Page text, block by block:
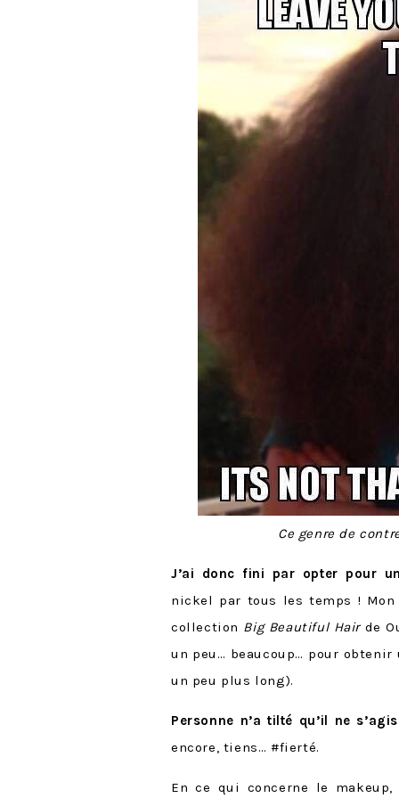
Ce genre de
J’ai donc fini par opter pour
nickel par tous les temps !
collection Big Beautiful Hairde
un peu… beaucoup… pour obtenir
un peu plus long).
Personne n’a tilté qu’il ne
encore, tiens… #fierté.
En ce qui concerne le